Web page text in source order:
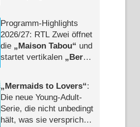
Programm-Highlights
2026/​27: RTL Zwei öffnet
die
Maison Tabou
und
startet vertikalen
Berlin
Mermaids to Lovers :
Die neue Young-Adult-
Serie, die nicht unbedingt
hält, was sie verspricht –